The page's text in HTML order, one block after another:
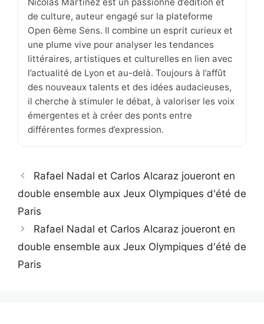
de culture, auteur engagé sur la plateforme
Open 6ème Sens. Il combine un esprit curieux et
une plume vive pour analyser les tendances
littéraires, artistiques et culturelles en lien avec
l’actualité de Lyon et au-delà. Toujours à l’affût
des nouveaux talents et des idées audacieuses,
il cherche à stimuler le débat, à valoriser les voix
émergentes et à créer des ponts entre
différentes formes d’expression.
Rafael Nadal et Carlos Alcaraz joueront en
double ensemble aux Jeux Olympiques d'été de
Paris
Rafael Nadal et Carlos Alcaraz joueront en
double ensemble aux Jeux Olympiques d'été de
Paris